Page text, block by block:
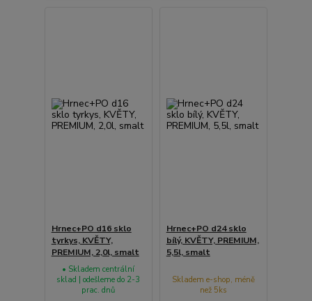
Hrnec+PO d16 sklo
tyrkys, KVĚTY,
PREMIUM, 2,0l, smalt
• Skladem centrální
sklad | odešleme do 2-3
prac. dnů
Hrnec+PO d24 sklo
bílý, KVĚTY, PREMIUM,
5,5l, smalt
Skladem e-shop, méně
než 5ks